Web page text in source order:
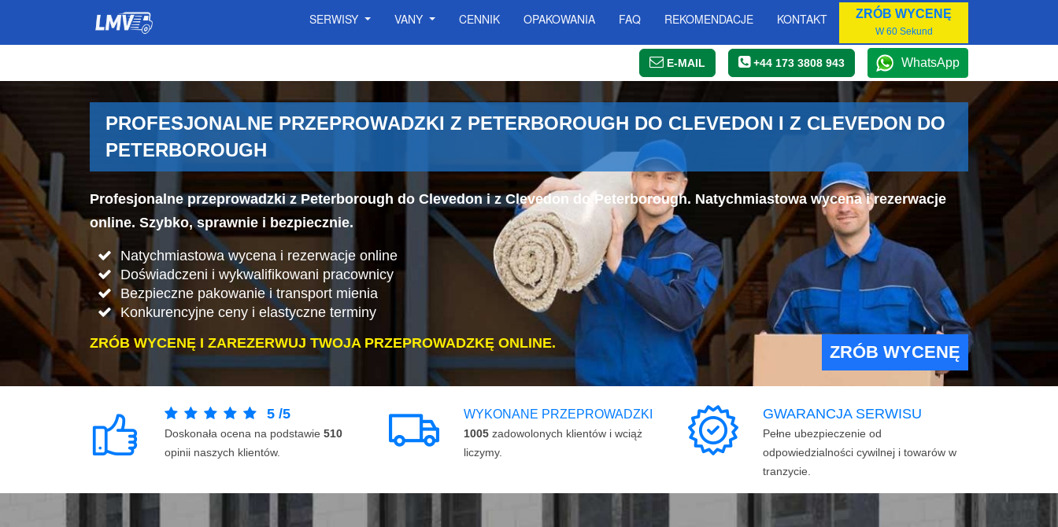
SERWISY VANY CENNIK OPAKOWANIA FAQ REKOMENDACJE KONTAKT ZRÓB WYCENĘ
W 60 Sekund
E-MAIL +44 173 3808 943 WhatsApp
PROFESJONALNE PRZEPROWADZKI Z PETERBOROUGH DO CLEVEDON I Z CLEVEDON DO
PETERBOROUGH
Profesjonalne przeprowadzki z Peterborough do Clevedon i z Clevedon do Peterborough. Natychmiastowa wycena i rezerwacje
online. Szybko, sprawnie i bezpiecznie.
Natychmiastowa wycena i rezerwacje online
Doświadczeni i wykwalifikowani pracownicy
Bezpieczne pakowanie i transport mienia
Konkurencyjne ceny i elastyczne terminy
ZRÓB WYCENĘ I ZAREZERWUJ TWOJA PRZEPROWADZKĘ ONLINE.
ZRÓB WYCENĘ
5 /5
Doskonała ocena na podstawie 510
opinii naszych klientów.
WYKONANE PRZEPROWADZKI
1005 zadowolonych klientów i wciąż
liczymy.
GWARANCJA SERWISU
Pełne ubezpieczenie od
odpowiedzialności cywilnej i towarów w
tranzycie.